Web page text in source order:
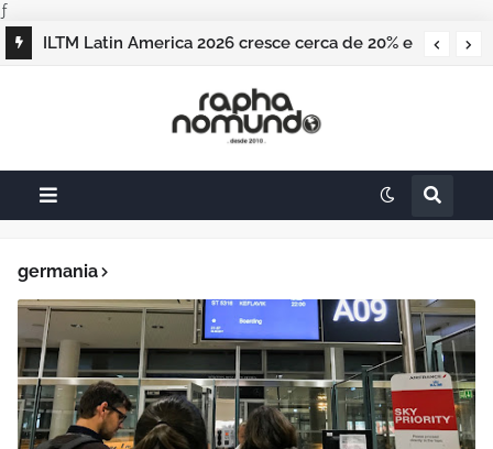
ƒ
ILTM Latin America 2026 cresce cerca de 20% e
germania